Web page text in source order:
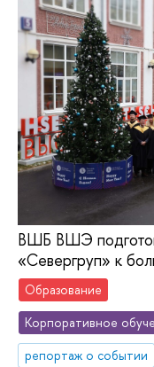
ВШБ ВШЭ
«Севергруп» к
Образование
Корпоративное
репортаж о событии